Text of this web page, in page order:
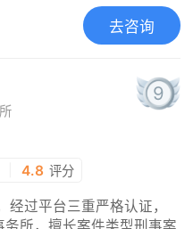
去咨询
9
4.8 评分
过平台三重严格认证，